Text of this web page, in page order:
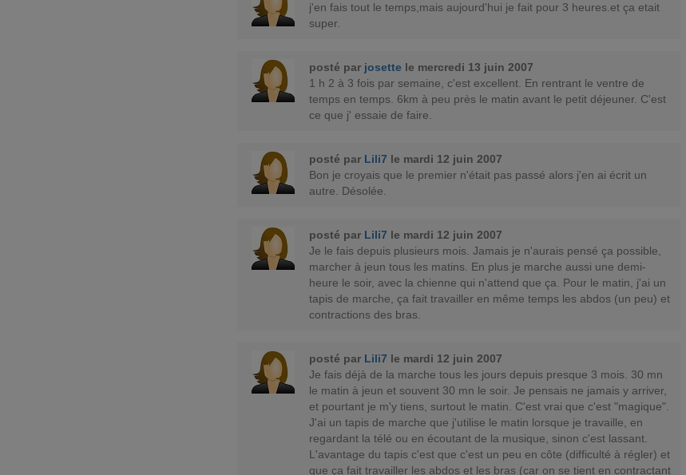
j'en fais tout le temps,mais aujourd'hui je fait pour 3 heures.et ça etait
super.
posté par josette le mercredi 13 juin 2007
1 h 2 à 3 fois par semaine, c'est excellent. En rentrant le ventre de
temps en temps. 6km à peu près le matin avant le petit déjeuner. C'est
ce que j' essaie de faire.
posté par Lili7 le mardi 12 juin 2007
Bon je croyais que le premier n'était pas passé alors j'en ai écrit un
autre. Désolée.
posté par Lili7 le mardi 12 juin 2007
Je le fais depuis plusieurs mois. Jamais je n'aurais pensé ça possible,
marcher à jeun tous les matins. En plus je marche aussi une demi-
heure le soir, avec la chienne qui n'attend que ça. Pour le matin, j'ai un
tapis de marche, ça fait travailler en même temps les abdos (un peu) et
contractions des bras.
posté par Lili7 le mardi 12 juin 2007
Je fais déjà de la marche tous les jours depuis presque 3 mois. 30 mn
le matin à jeun et souvent 30 mn le soir. Je pensais ne jamais y arriver,
et pourtant je m'y tiens, surtout le matin. C'est vrai que c'est "magique".
J'ai un tapis de marche que j'utilise le matin lorsque je travaille, en
regardant la télé ou en écoutant de la musique, sinon c'est lassant.
L'avantage du tapis c'est que c'est un peu en côte (difficulté à régler) et
que ça fait travailler les abdos et les bras (car on se tient en contractant